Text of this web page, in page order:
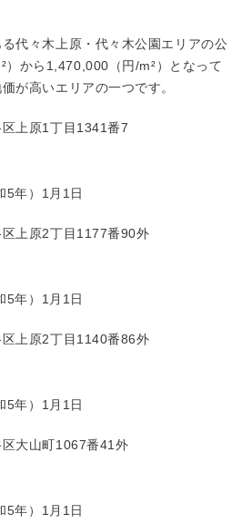
代々木上原・代々木公園エリアの公
から1,470,000（円/m²）となって
が高いエリアの一つです。
上原1丁目1341番7
5年）1月1日
上原2丁目1177番90外
5年）1月1日
上原2丁目1140番86外
5年）1月1日
大山町1067番41外
5年）1月1日